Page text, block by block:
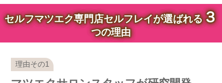
セルフマツエク専門店セルフレイが選ばれる３
つの理由